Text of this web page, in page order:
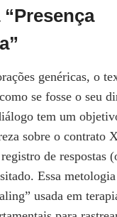
“presença
genéricas, o
se fosse o seu
tem um
sobre o contrato
de respostas
Essa metologia
usada em